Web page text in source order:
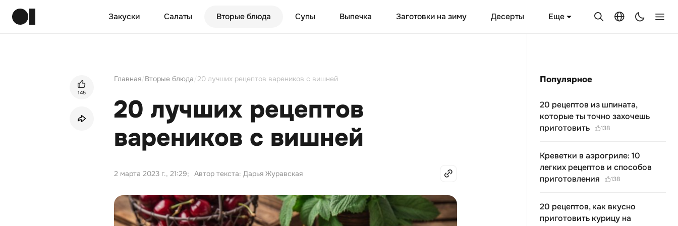
Закуски Салаты Вторые блюда Супы Выпечка Заготовки на зиму Десерты Еще
145
Главная Вторые блюда 20 лучших рецептов вареников с вишней
20 лучших рецептов
вареников с вишней
2 марта 2023 г., 21:29; Автор текста: Дарья Журавская
Популярное
20 рецептов из шпината,
которые ты точно захочешь
приготовить
138
Креветки в аэрогриле: 10
легких рецептов и способов
приготовления
138
20 рецептов, как вкусно
приготовить курицу на